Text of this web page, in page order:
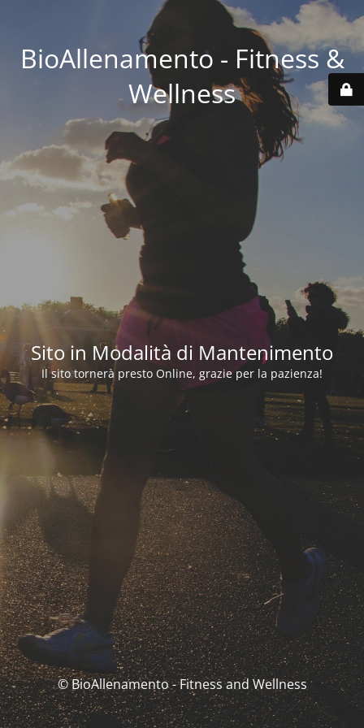
BioAllenamento - Fitness &
Wellness
Sito in Modalità di Mantenimento
Il sito tornerà presto Online, grazie per la pazienza!
© BioAllenamento - Fitness and Wellness